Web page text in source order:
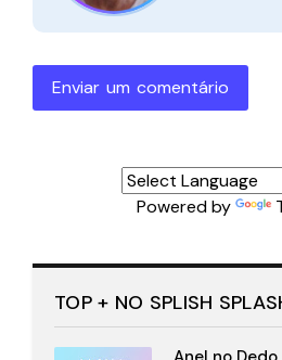
Enviar um comentário
Powered by
TOP + NO SPLISH